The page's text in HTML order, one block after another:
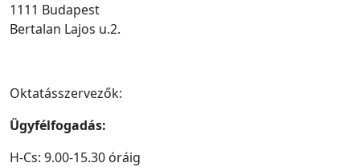
1111 Budapest
Bertalan Lajos u.2.
Oktatásszervezők:
Ügyfélfogadás:
H-Cs: 9.00-15.30 óráig